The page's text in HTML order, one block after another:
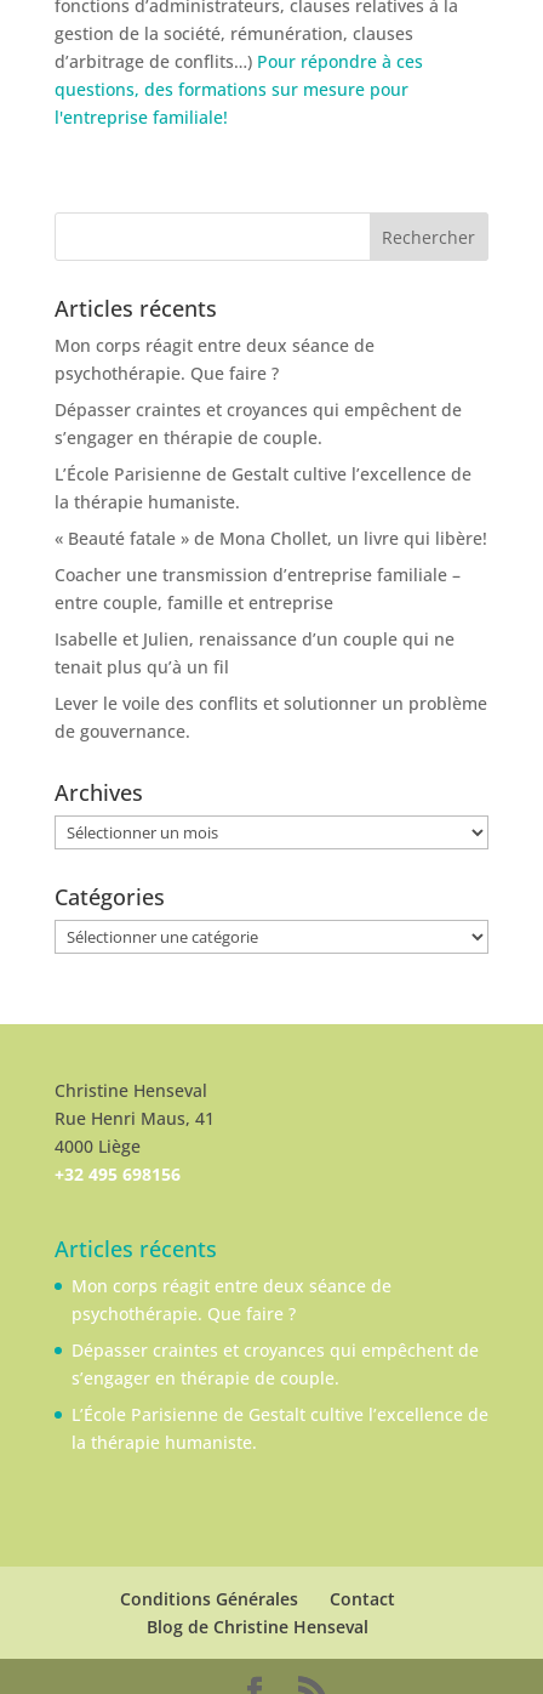
fonctions d’administrateurs, clauses relatives à la
gestion de la société, rémunération, clauses
d’arbitrage de conflits…) Pour répondre à ces
questions, des formations sur mesure pour
l'entreprise familiale!
Articles récents
Mon corps réagit entre deux séance de
psychothérapie. Que faire ?
Dépasser craintes et croyances qui empêchent de
s’engager en thérapie de couple.
L’École Parisienne de Gestalt cultive l’excellence de
la thérapie humaniste.
« Beauté fatale » de Mona Chollet, un livre qui libère!
Coacher une transmission d’entreprise familiale –
entre couple, famille et entreprise
Isabelle et Julien, renaissance d’un couple qui ne
tenait plus qu’à un fil
Lever le voile des conflits et solutionner un problème
de gouvernance.
Archives
Archives
Catégories
Catégories
Christine Henseval
Rue Henri Maus, 41
4000 Liège
+32 495 698156
Articles récents
Mon corps réagit entre deux séance de
psychothérapie. Que faire ?
Dépasser craintes et croyances qui empêchent de
s’engager en thérapie de couple.
L’École Parisienne de Gestalt cultive l’excellence de
la thérapie humaniste.
Conditions Générales
Contact
Blog de Christine Henseval